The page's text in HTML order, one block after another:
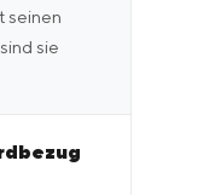
seinen
sie